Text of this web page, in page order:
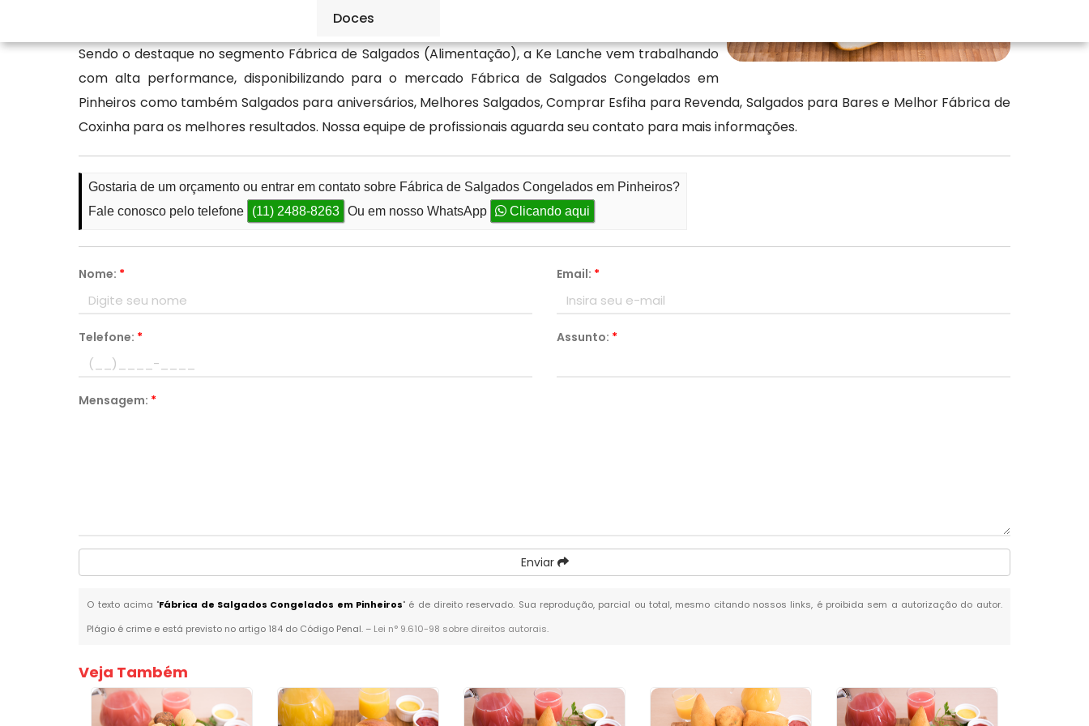
Doces
Sendo o destaque no segmento Fábrica de Salgados (Alimentação), a Ke Lanche vem trabalhando
com alta performance, disponibilizando para o mercado Fábrica de Salgados Congelados em
Pinheiros como também Salgados para aniversários, Melhores Salgados, Comprar Esfiha para Revenda, Salgados para Bares e Melhor Fábrica de
Coxinha para os melhores resultados. Nossa equipe de profissionais aguarda seu contato para mais informações.
Gostaria de um orçamento ou entrar em contato sobre Fábrica de Salgados Congelados em Pinheiros?
Fale conosco pelo telefone
(11) 2488-8263 Ou em nosso WhatsApp Clicando aqui
Nome: * Email: *
Telefone: * Assunto: *
Mensagem: *
Enviar
O texto acima "Fábrica de Salgados Congelados em Pinheiros" é de direito reservado. Sua reprodução, parcial ou total, mesmo citando nossos links, é proibida sem a autorização do autor.
Plágio é crime e está previsto no artigo 184 do Código Penal. – Lei n° 9.610-98 sobre direitos autorais.
Veja Também